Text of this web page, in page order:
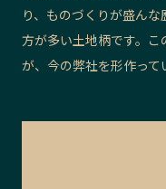
り、ものづくりが盛ん
方が多い土地柄です。
が、今の弊社を形作って